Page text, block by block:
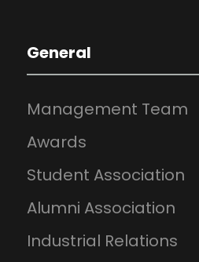
General
Management Team
Awards
Student Association
Alumni Association
Industrial Relations